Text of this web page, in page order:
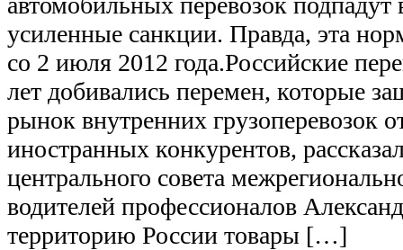
усиленные санкции. Правда, эта
со 2 июля 2012 года.Российские
лет добивались перемен, которые
рынок внутренних грузоперевозок
иностранных конкурентов,
центрального совета
водителей профессионалов
территорию России товары […]